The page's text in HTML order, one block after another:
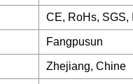
CE, RoHs, SGS,
Fangpusun
Zhejiang, Chine